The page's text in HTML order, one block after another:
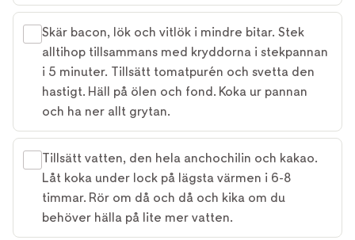
Skär bacon, lök och vitlök i mindre bitar. Stek
alltihop tillsammans med kryddorna i stekpannan
i 5 minuter. Tillsätt tomatpurén och svetta den
hastigt. Häll på ölen och fond. Koka ur pannan
och ha ner allt grytan.
Tillsätt vatten, den hela anchochilin och kakao.
Låt koka under lock på lägsta värmen i 6-8
timmar. Rör om då och då och kika om du
behöver hälla på lite mer vatten.